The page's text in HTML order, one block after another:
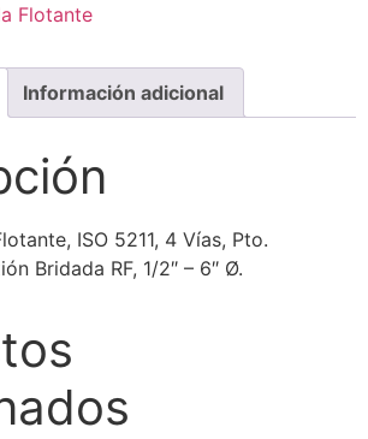
Flotante
Información adicional
ISO 5211, 4 Vías, Pto.
Bridada RF, 1/2″ – 6″ Ø.